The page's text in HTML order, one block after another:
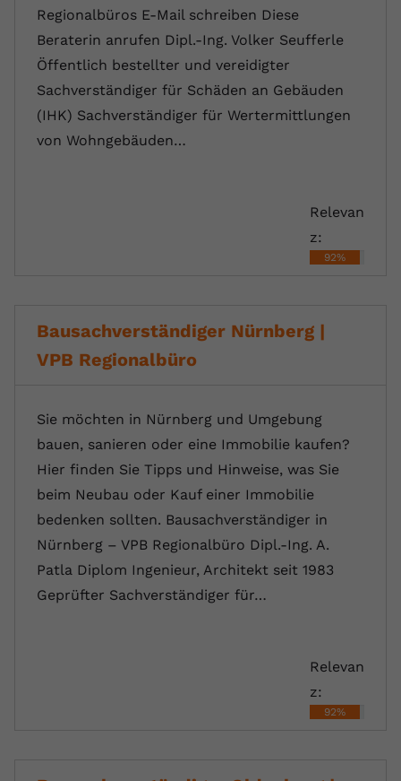
Regionalbüros E-Mail schreiben Diese
Beraterin anrufen Dipl.-Ing. Volker Seufferle
Öffentlich bestellter und vereidigter
Sachverständiger für Schäden an Gebäuden
(IHK) Sachverständiger für Wertermittlungen
von Wohngebäuden…
Relevan
z:
92%
Bausachverständiger Nürnberg |
VPB Regionalbüro
Sie möchten in Nürnberg und Umgebung
bauen, sanieren oder eine Immobilie kaufen?
Hier finden Sie Tipps und Hinweise, was Sie
beim Neubau oder Kauf einer Immobilie
bedenken sollten. Bausachverständiger in
Nürnberg – VPB Regionalbüro Dipl.-Ing. A.
Patla Diplom Ingenieur, Architekt seit 1983
Geprüfter Sachverständiger für…
Relevan
z:
92%